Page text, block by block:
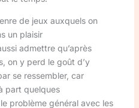
de jeux auxquels on
un plaisir
admettre qu’après
on y perd le goût d’y
se ressembler, car
part quelques
problème général avec les